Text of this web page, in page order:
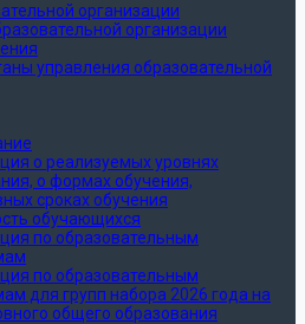
организации
организации
управления образовательной
о реализуемых уровнях
о формах обучения,
сроках обучения
обучающихся
по образовательным
по образовательным
для групп набора 2026 года на
общего образования